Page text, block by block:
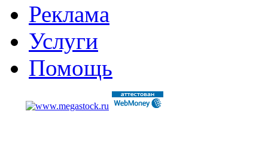
Реклама
Услуги
Помощь